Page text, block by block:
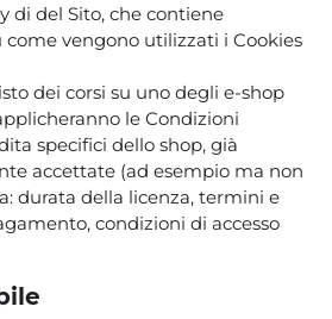
di del Sito, che contiene
vengono utilizzati i Cookies
dei corsi su uno degli e-shop
le Condizioni
specifici dello shop, già
accettate (ad esempio ma non
durata della licenza, termini e
condizioni di accesso